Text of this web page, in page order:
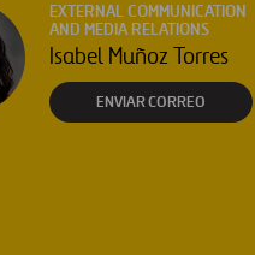
EXTERNAL COMMUNICATION
AND MEDIA RELATIONS
Isabel Muñoz Torres
ENVIAR CORREO